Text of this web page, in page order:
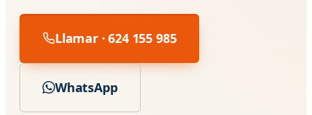
Llamar · 624 155 985
WhatsApp